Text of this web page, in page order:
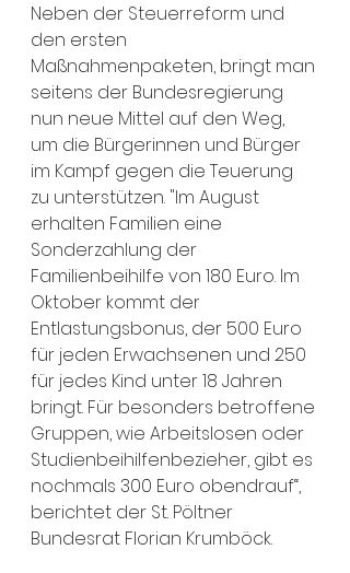
Neben der Steuerreform und
den ersten
Maßnahmenpaketen, bringt man
seitens der Bundesregierung
nun neue Mittel auf den Weg,
um die Bürgerinnen und Bürger
im Kampf gegen die Teuerung
zu unterstützen. "Im August
erhalten Familien eine
Sonderzahlung der
Familienbeihilfe von 180 Euro. Im
Oktober kommt der
Entlastungsbonus, der 500 Euro
für jeden Erwachsenen und 250
für jedes Kind unter 18 Jahren
bringt. Für besonders betroffene
Gruppen, wie Arbeitslosen oder
Studienbeihilfenbezieher, gibt es
nochmals 300 Euro obendrauf“,
berichtet der St. Pöltner
Bundesrat Florian Krumböck.